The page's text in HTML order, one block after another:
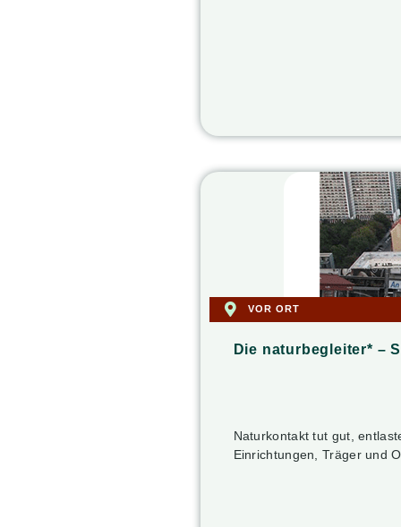
VOR ORT
Die naturbegleiter* –
Naturkontakt tut gut,
Einrichtungen, Träger und